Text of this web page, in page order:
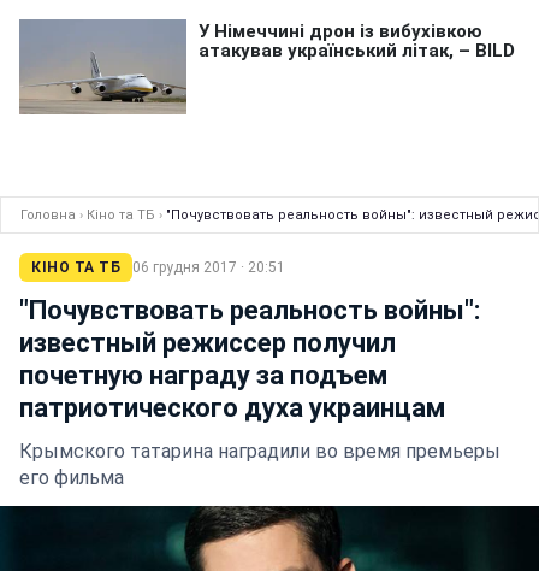
Головна › Кіно та ТБ › "Почувствовать реальность войны": известный
КІНО ТА ТБ 06 грудня 2017 · 20:51
"Почувствовать реальность войны":
известный режиссер получил
почетную награду за подъем
патриотического духа украинцам
Крымского татарина наградили во время премьеры
его фильма